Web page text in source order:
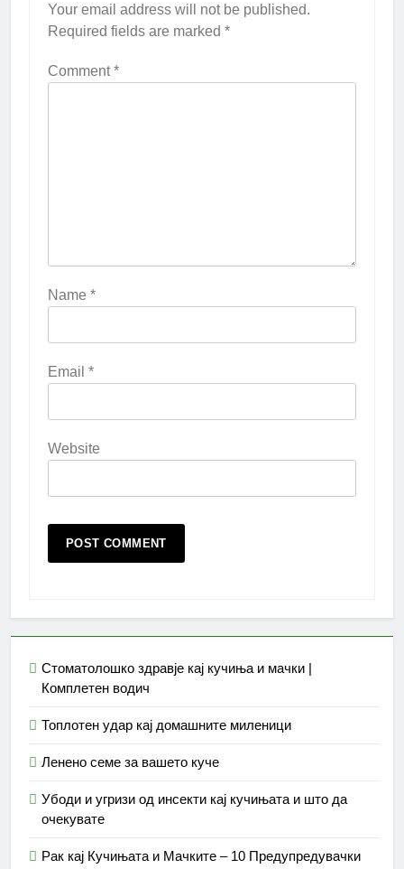
Your email address will not be published.
Required fields are marked *
Comment*
Name *
Email *
Website
Стоматолошко здравје кај кучиња и мачки |
Комплетен водич
Топлотен удар кај домашните миленици
Ленено семе за вашето куче
Убоди и угризи од инсекти кај кучињата и што да
очекувате
Рак кај Кучињата и Мачките – 10 Предупредувачки